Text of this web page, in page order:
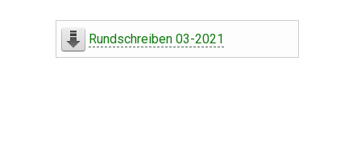
Rundschreiben 03-2021